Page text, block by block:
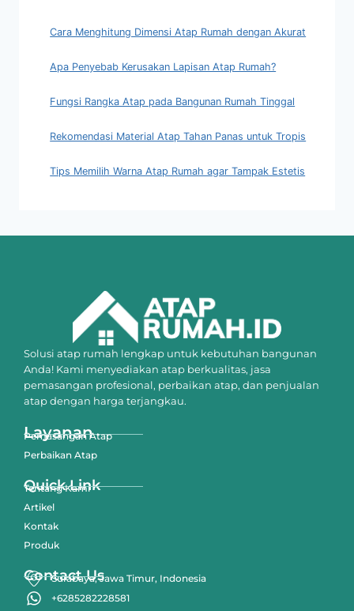
Cara Menghitung Dimensi Atap Rumah dengan Akurat
Apa Penyebab Kerusakan Lapisan Atap Rumah?
Fungsi Rangka Atap pada Bangunan Rumah Tinggal
Rekomendasi Material Atap Tahan Panas untuk Tropis
Tips Memilih Warna Atap Rumah agar Tampak Estetis
Solusi atap rumah lengkap untuk kebutuhan bangunan
Anda! Kami menyediakan atap berkualitas, jasa
pemasangan profesional, perbaikan atap, dan penjualan
atap dengan harga terjangkau.
Layanan
Pemasangan Atap
Perbaikan Atap
Quick Link
Tentang Kami
Artikel
Kontak
Produk
Contact Us
Surabaya, Jawa Timur, Indonesia
+6285282228581